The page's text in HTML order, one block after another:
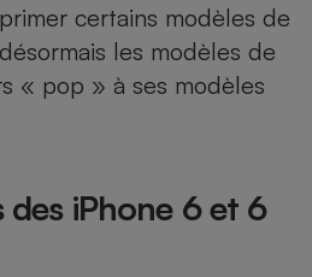
certains modèles de
les modèles de
« pop » à ses modèles
iPhone 6 et 6
Climatiseur -
Climatiseur -
Ventilateur